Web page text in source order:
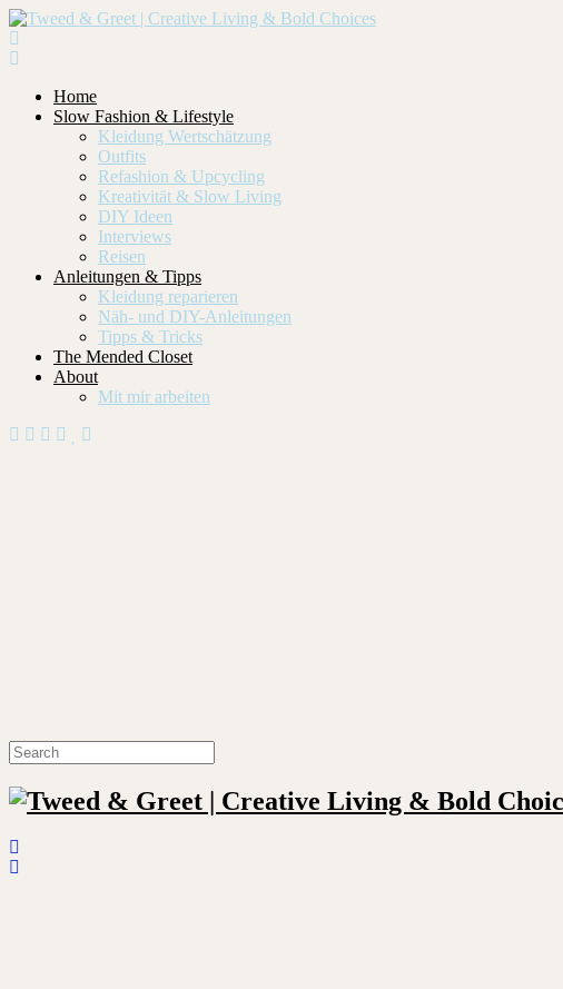
Home
Slow Fashion & Lifestyle
Kleidung Wertschätzung
Outfits
Refashion & Upcycling
Kreativität & Slow Living
DIY Ideen
Interviews
Reisen
Anleitungen & Tipps
Kleidung reparieren
Näh- und DIY-Anleitungen
Tipps & Tricks
The Mended Closet
About
Mit mir arbeiten